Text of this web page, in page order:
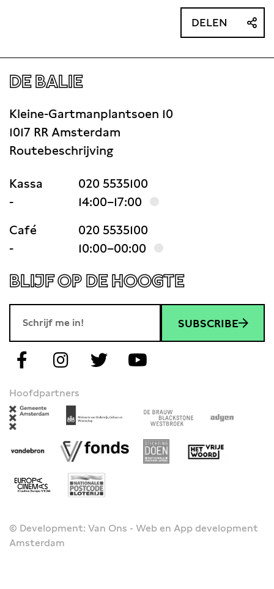
DELEN
DE BALIE
Kleine-Gartmanplantsoen 10
1017 RR Amsterdam
Routebeschrijving
Kassa
020 5535100
-
14:00–17:00
Café
020 5535100
-
10:00–00:00
BLIJF OP DE HOOGTE
SUBSCRIBE
Hoofdpartners
© Development: Van Ons - Web en App development
Amsterdam